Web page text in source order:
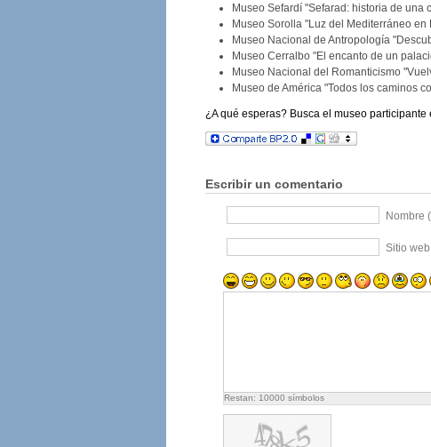
Museo Sefardí "Sefarad: historia de una
Museo Sorolla "Luz del Mediterráneo en
Museo Nacional de Antropología
Museo Cerralbo "El encanto de un
Museo Nacional del Romanticismo
Museo de América "Todos los caminos
¿A qué esperas? Busca el museo
Escribir un comentario
Nombre
Sitio web
Restan: 10000 símbolos